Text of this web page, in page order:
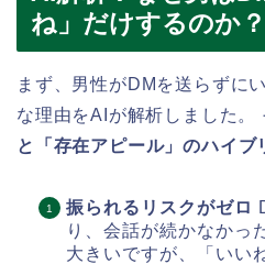
ね」だけするのか？
まず、男性がDMを送らずに
な理由をAIが解析しました。
と「存在アピール」のハイブ
振られるリスクがゼロ
り、会話が続かなかっ
大きいですが、「いい